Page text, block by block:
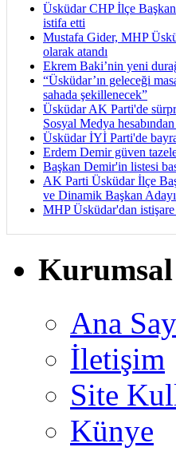
Üsküdar CHP İlçe
istifa etti
Mustafa Gider, MHP
olarak atandı
Ekrem Baki’nin yeni
“Üsküdar’ın geleceği
sahada şekillenecek”
Üsküdar AK Parti'de
Sosyal Medya
Üsküdar İYİ Parti'de
Erdem Demir güven
Başkan Demir'in listesi
AK Parti Üsküdar İlçe
ve Dinamik Başkan Adayı
MHP Üsküdar'dan istişare
Kurumsal
Ana
İletişim
Site
Künye